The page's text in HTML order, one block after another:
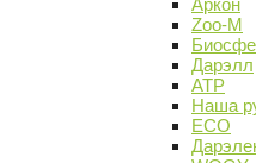
Аркон
Zoo-M
Дарэлл
АТР
Наша
ECO